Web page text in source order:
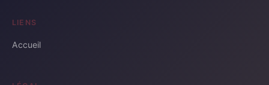
LIENS
Accueil